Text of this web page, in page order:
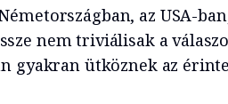
az USA-
nem triviálisak a
gyakran ütköznek az